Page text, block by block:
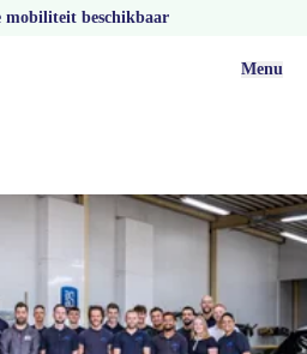
mobiliteit beschikbaar
Menu